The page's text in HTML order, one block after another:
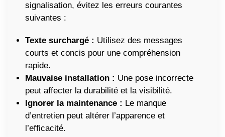
signalisation, évitez les erreurs courantes
suivantes :
Texte surchargé : Utilisez des messages
courts et concis pour une compréhension
rapide.
Mauvaise installation : Une pose incorrecte
peut affecter la durabilité et la visibilité.
Ignorer la maintenance : Le manque
d’entretien peut altérer l’apparence et
l’efficacité.